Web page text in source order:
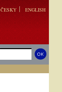
ČESKY ENGLISH